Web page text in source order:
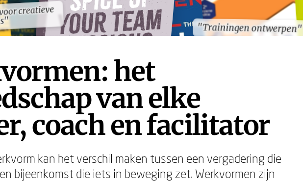
creatieve
"Trainingen ontwerpen"
creatieve
"Trainingen ontwerpen"
het
van elke
coach en facilitator
kan het verschil maken tussen een vergadering die
bijeenkomst die iets in beweging zet. Werkvormen zijn